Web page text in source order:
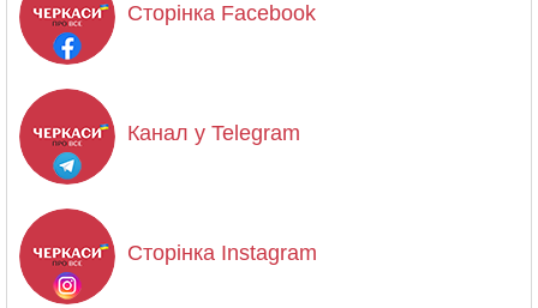
Сторінка Facebook
Канал у Telegram
Сторінка Instagram